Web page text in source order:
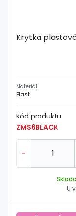
Krytka
Materiál
Plast
Kód produktu
ZMS6BLACK
-
U